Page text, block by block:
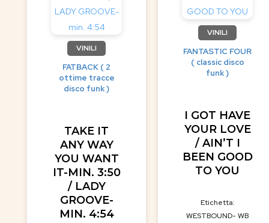
VINILI
FATBACK ( 2
ottime tracce
disco funk )
TAKE IT
ANY WAY
YOU WANT
IT-MIN. 3:50
/ LADY
GROOVE-
MIN. 4:54
VINILI
FANTASTIC FOUR
( classic disco
funk )
I GOT HAVE
YOUR LOVE
/ AIN’T I
BEEN GOOD
TO YOU
Etichetta:
WESTBOUND- WB